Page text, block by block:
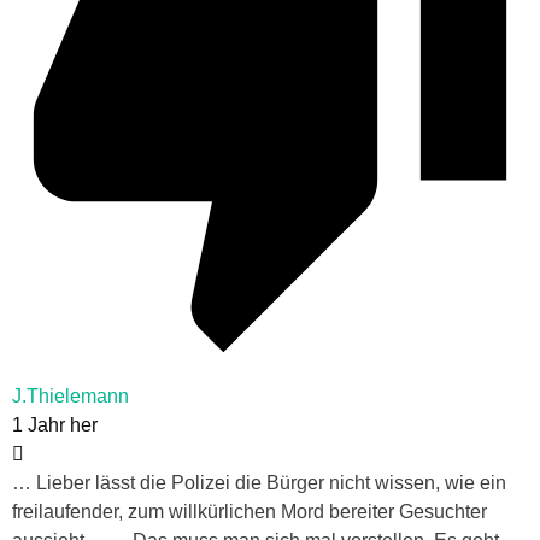
J.Thielemann
1 Jahr her
… Lieber lässt die Polizei die Bürger nicht wissen, wie ein
freilaufender, zum willkürlichen Mord bereiter Gesuchter